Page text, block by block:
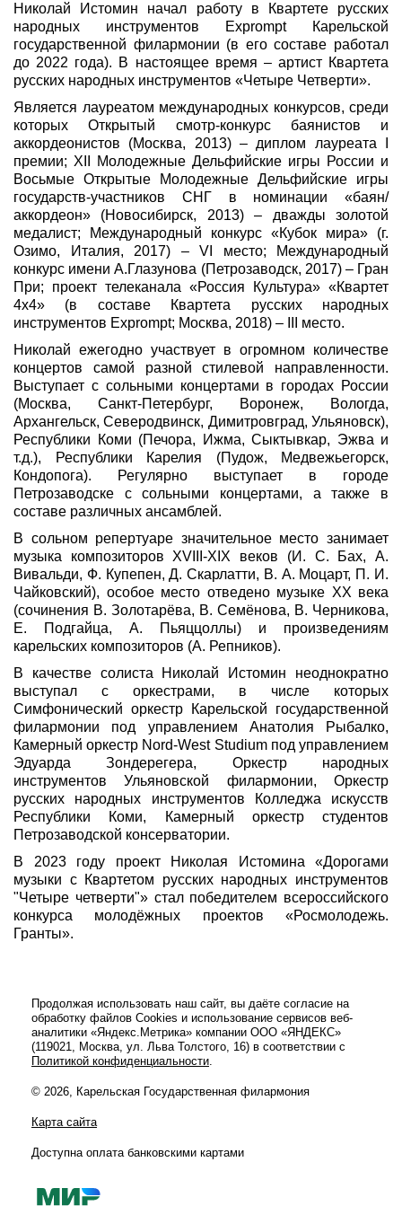
Николай Истомин начал работу в Квартете русских
народных инструментов Exprompt Карельской
государственной филармонии (в его составе работал
до 2022 года). В настоящее время – артист Квартета
русских народных инструментов «Четыре Четверти».
Является лауреатом международных конкурсов, среди
которых Открытый смотр-конкурс баянистов и
аккордеонистов (Москва, 2013) – диплом лауреата I
премии; XII Молодежные Дельфийские игры России и
Восьмые Открытые Молодежные Дельфийские игры
государств-участников СНГ в номинации «баян/
аккордеон» (Новосибирск, 2013) – дважды золотой
медалист; Международный конкурс «Кубок мира» (г.
Озимо, Италия, 2017) – VI место; Международный
конкурс имени А.Глазунова (Петрозаводск, 2017) – Гран
При; проект телеканала «Россия Культура» «Квартет
4х4» (в составе Квартета русских народных
инструментов Exprompt; Москва, 2018) – III место.
Николай ежегодно участвует в огромном количестве
концертов самой разной стилевой направленности.
Выступает с сольными концертами в городах России
(Москва, Санкт-Петербург, Воронеж, Вологда,
Архангельск, Северодвинск, Димитровград, Ульяновск),
Республики Коми (Печора, Ижма, Сыктывкар, Эжва и
т.д.), Республики Карелия (Пудож, Медвежьегорск,
Кондопога). Регулярно выступает в городе
Петрозаводске с сольными концертами, а также в
составе различных ансамблей.
В сольном репертуаре значительное место занимает
музыка композиторов XVIII-XIX веков (И. С. Бах, А.
Вивальди, Ф. Купепен, Д. Скарлатти, В. А. Моцарт, П. И.
Чайковский), особое место отведено музыке XX века
(сочинения В. Золотарёва, В. Семёнова, В. Черникова,
Е. Подгайца, А. Пьяццоллы) и произведениям
карельских композиторов (А. Репников).
В качестве солиста Николай Истомин неоднократно
выступал с оркестрами, в числе которых
Симфонический оркестр Карельской государственной
филармонии под управлением Анатолия Рыбалко,
Камерный оркестр Nord-West Studium под управлением
Эдуарда Зондерегера, Оркестр народных
инструментов Ульяновской филармонии, Оркестр
русских народных инструментов Колледжа искусств
Республики Коми, Камерный оркестр студентов
Петрозаводской консерватории.
В 2023 году проект Николая Истомина «Дорогами
музыки с Квартетом русских народных инструментов
"Четыре четверти"» стал победителем всероссийского
конкурса молодёжных проектов «Росмолодежь.
Гранты».
Продолжая использовать наш сайт, вы даёте согласие на
обработку файлов Cookies и использование сервисов веб-
аналитики «Яндекс.Метрика» компании ООО «ЯНДЕКС»
(119021, Москва, ул. Льва Толстого, 16) в соответствии с
Политикой конфиденциальности.
© 2026, Карельская Государственная филармония
Карта сайта
Доступна оплата банковскими картами